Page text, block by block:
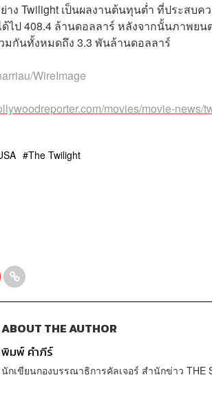
ง Twilight เป็นผลงานต้นทุนต่ำ ที่ประสบค
ไป 408.4 ล้านดอลลาร์ หลังจากนั้นภาพย
มกันทั้งหมดถึง 3.3 พันล้านดอลลาร์
WireImage
movies/movie-
The Twilight
ABOUT THE AUTHOR
พิมพ์ คำภีร์
นักเขียนกองบรรณาธิการคัลเจอร์ สำนักข่าว THE